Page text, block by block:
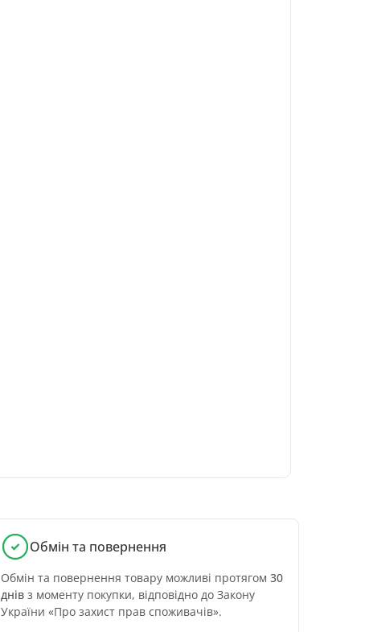
Обмін та повернення
Обмін та повернення товару можливі протягом 30
днів з моменту покупки, відповідно до Закону
України «Про захист прав споживачів».